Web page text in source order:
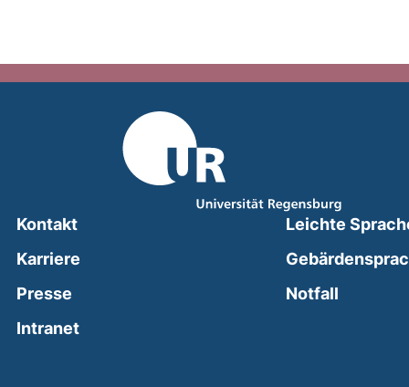
Kontakt
Karriere
Presse
Intranet(external link, opens in a new window)
Leichte
Notfall